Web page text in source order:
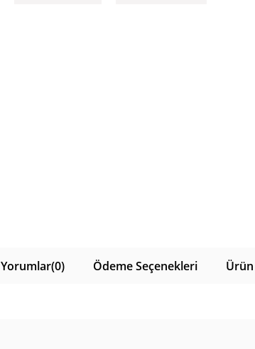
Yorumlar(0) Ödeme Seçenekleri